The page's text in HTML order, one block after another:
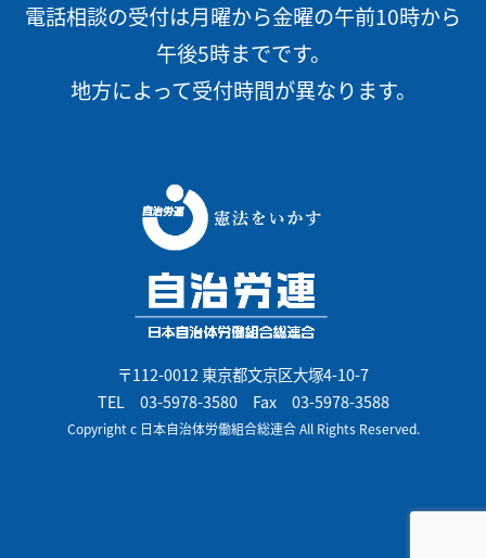
電話相談の受付は月曜から金曜の午前10時から
午後5時までです。
地方によって受付時間が異なります。
〒112-0012 東京都文京区大塚4-10-7
TEL 03-5978-3580Fax 03-5978-3588
Copyright c 日本自治体労働組合総連合 All Rights Reserved.